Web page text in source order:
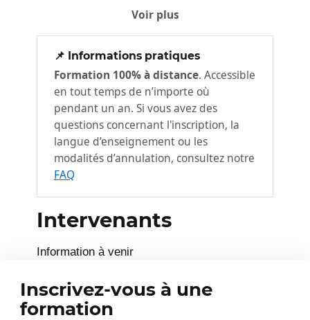
Le client omnicanal
Produire un service en phase
avec les attentes des clients
Gérer les attentes du client
Brainstorming
Épater les clients
Mobiliser l'équipe autour d'une
démarche "orientation client"
Organiser son management
leader
Former votre équipe
5 Gérer l'insatisfaction des clients
Voir plus
📌 Informations pratiques
Formation 100% à distance. Accessible
en tout temps de n’importe où
pendant un an. Si vous avez des
questions concernant l'inscription, la
langue d’enseignement ou les
modalités d’annulation, consultez notre
FAQ
Intervenants
Information à venir
Inscrivez-vous à une
formation